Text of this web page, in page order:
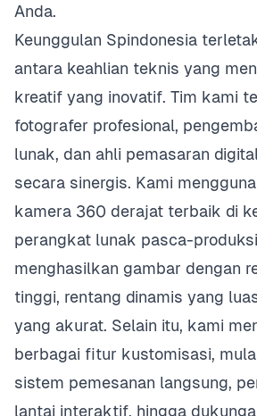
Anda.
Keunggulan Spindonesia
antara keahlian teknis yang
kreatif yang inovatif. Tim kami
fotografer profesional,
lunak, dan ahli pemasaran
secara sinergis. Kami
kamera 360 derajat terbaik di
perangkat lunak pasca-
menghasilkan gambar dengan
tinggi, rentang dinamis yang
yang akurat. Selain itu, kami
berbagai fitur kustomisasi,
sistem pemesanan langsung,
lantai interaktif, hingga